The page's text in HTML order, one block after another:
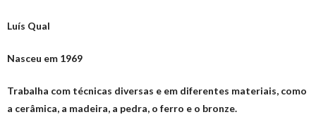
Luís Qual
Nasceu em 1969
Trabalha com técnicas diversas e em diferentes materiais, como
a cerâmica, a madeira, a pedra, o ferro e o bronze.